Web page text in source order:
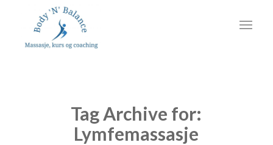
Tag Archive for:
Lymfemassasje